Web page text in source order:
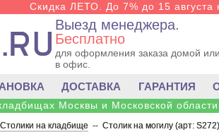
Скидка ЛЕТО. До 7% до 15 августа
Выезд менеджера.
Бесплатно
для оформления заказа домой или
в офис.
ДОСТАВКА ГАРАНТИЯ
Москвы и Московской
Столики на кладбище -- Столик на могилу (арт: S272)